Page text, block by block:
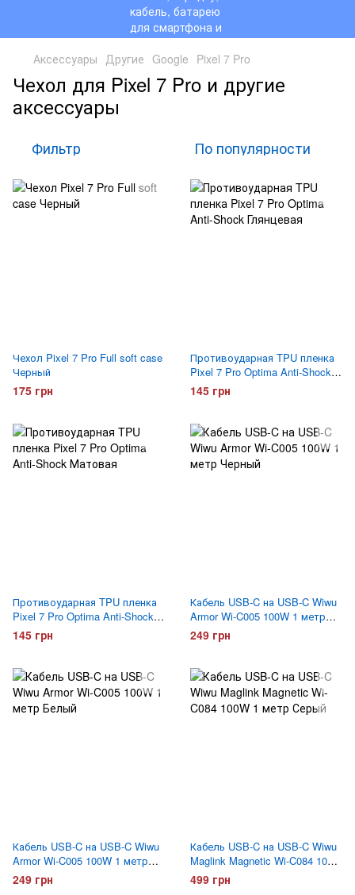
Аксессуары Другие Google Pixel 7 Pro
Чехол для Pixel 7 Pro и другие
аксессуары
Фильтр По популярности
Чехол Pixel 7 Pro Full soft case
Черный
175 грн
Противоударная TPU пленка
Pixel 7 Pro Optima Anti-Shock
Глянцевая
145 грн
Противоударная TPU пленка
Pixel 7 Pro Optima Anti-Shock
Матовая
145 грн
Кабель USB-C на USB-C Wiwu
Armor Wi-C005 100W 1 метр
Черный
249 грн
Кабель USB-C на USB-C Wiwu
Armor Wi-C005 100W 1 метр
Белый
249 грн
Кабель USB-C на USB-C Wiwu
Maglink Magnetic Wi-C084 100W
1 метр Серый
499 грн